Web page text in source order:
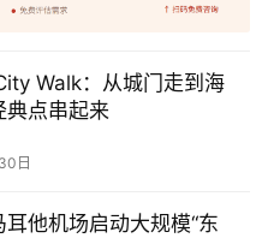
Walk：从城门走到海
典点串起来
日
耳他机场启动大规模“东